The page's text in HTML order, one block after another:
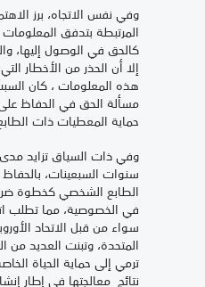
وفي نفس الاتجاه، برز
المرتبطة بتدفق
كالحق في الوصول إليها،
إلا أن الحذر من الأخطار
هذه المعلومات ، كان
مسألة الحق في الحفاظ
حماية المعطيات ذات
وفي ذات السياق تزايد
سنوات السبعينات،
الطابع الشخصي كخطوة
في الخصوصية، مما تطلب
سواء من قبل الاتحاد
المتحدة، وتبنت العديد من
ترمي إلى حماية الحياة
نتائج معالجتها في إطار